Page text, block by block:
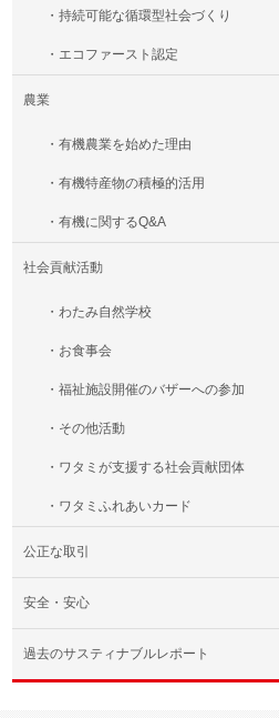
・持続可能な循環型社会づくり
・エコファースト認定
農業
・有機農業を始めた理由
・有機特産物の積極的活用
・有機に関するQ&A
社会貢献活動
・わたみ自然学校
・お食事会
・福祉施設開催のバザーへの参加
・その他活動
・ワタミが支援する社会貢献団体
・ワタミふれあいカード
公正な取引
安全・安心
過去のサスティナブルレポート